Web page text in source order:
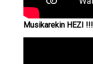
Musikarekin HEZI !!!